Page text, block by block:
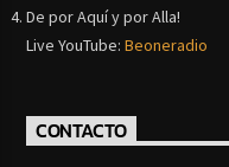
De por Aquí y por Alla!
Live YouTube:Beoneradio
CONTACTO